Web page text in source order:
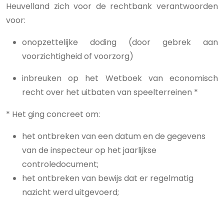
Heuvelland zich voor de rechtbank verantwoorden
voor:
onopzettelijke doding (door gebrek aan
voorzichtigheid of voorzorg)
inbreuken op het Wetboek van economisch
recht over het uitbaten van speelterreinen *
* Het ging concreet om:
het ontbreken van een datum en de gegevens
van de inspecteur op het jaarlijkse
controledocument;
het ontbreken van bewijs dat er regelmatig
nazicht werd uitgevoerd;